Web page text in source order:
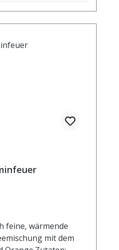
Ziehzeit:
von 5 von 5 Sternen
feine, wärmende
mit dem